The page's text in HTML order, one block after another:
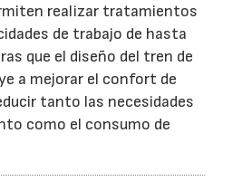
realizar tratamientos
de trabajo de hasta
que el diseño del tren de
a mejorar el confort de
tanto las necesidades
como el consumo de